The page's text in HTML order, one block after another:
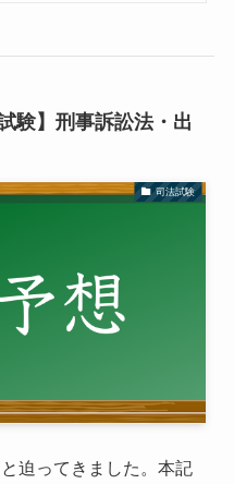
験】刑事訴訟法・出
司法試験
迫ってきました。本記